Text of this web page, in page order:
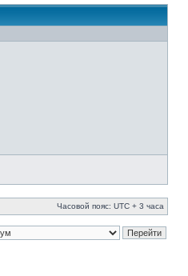
Часовой пояс: UTC + 3 часа